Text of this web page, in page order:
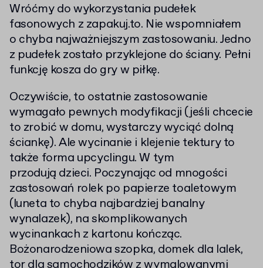
Wróćmy do wykorzystania pudełek
fasonowych z zapakuj.to. Nie wspomniałem
o chyba najważniejszym zastosowaniu. Jedno
z pudełek zostało przyklejone do ściany. Pełni
funkcję kosza do gry w piłkę.
Oczywiście, to ostatnie zastosowanie
wymagało pewnych modyfikacji (jeśli chcecie
to zrobić w domu, wystarczy wyciąć dolną
ściankę). Ale wycinanie i klejenie tektury to
także forma upcyclingu. W tym
przodują dzieci. Poczynając od mnogości
zastosowań rolek po papierze toaletowym
(luneta to chyba najbardziej banalny
wynalazek), na skomplikowanych
wycinankach z kartonu kończąc.
Bożonarodzeniowa szopka, domek dla lalek,
tor dla samochodzików z wymalowanymi